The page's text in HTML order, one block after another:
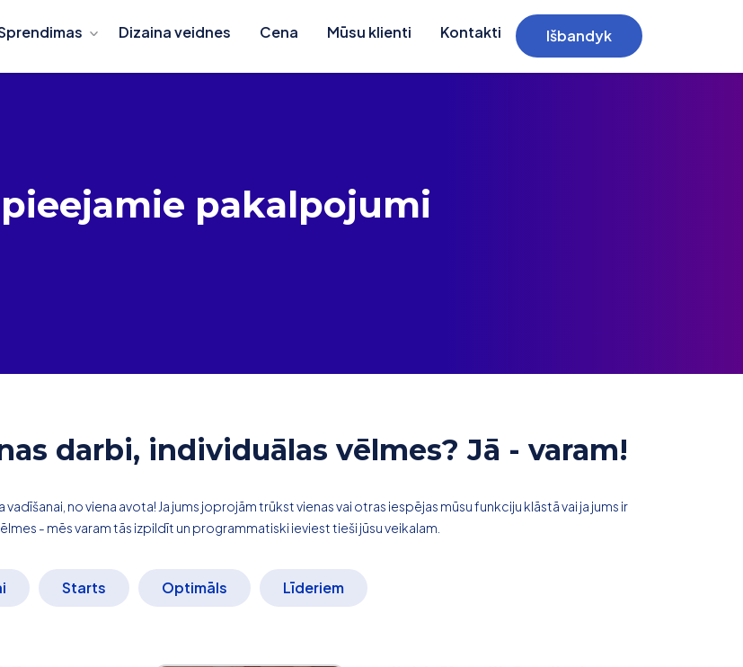
Dizaina veidnes Cena Mūsu klienti Kontakti Išbandyk
pakalpojumi
darbi, individuālas vēlmes? Jā - varam!
no viena avota! Ja jums joprojām trūkst vienas vai otras iespējas mūsu funkciju klāstā vai ja jums ir
- mēs varam tās izpildīt un programmatiski ieviest tieši jūsu veikalam.
Starts Optimāls Līderiem